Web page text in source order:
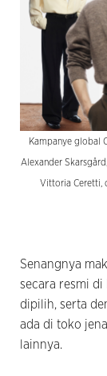
Kampanye global
Alexander
Vittoria Ceretti,
Senangnya
secara resmi
dipilih, serta
ada di toko
lainnya.